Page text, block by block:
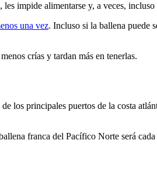
impide alimentarse y, a veces, incluso
una vez. Incluso si la ballena puede
crías y tardan más en tenerlas.
los principales puertos de la costa
franca del Pacífico Norte será